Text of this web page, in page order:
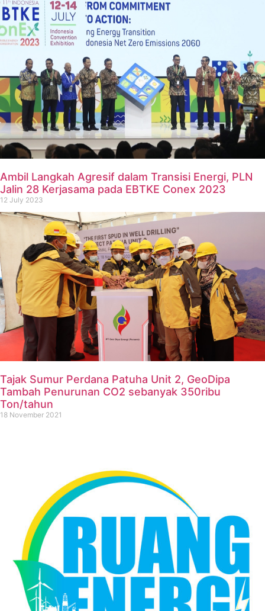
Ambil Langkah Agresif dalam Transisi Energi, PLN
Jalin 28 Kerjasama pada EBTKE Conex 2023
12 July 2023
Tajak Sumur Perdana Patuha Unit 2, GeoDipa
Tambah Penurunan CO2 sebanyak 350ribu
Ton/tahun
18 November 2021